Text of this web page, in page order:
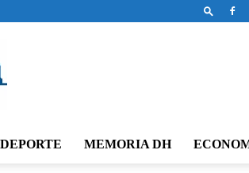
MEMORIA DH